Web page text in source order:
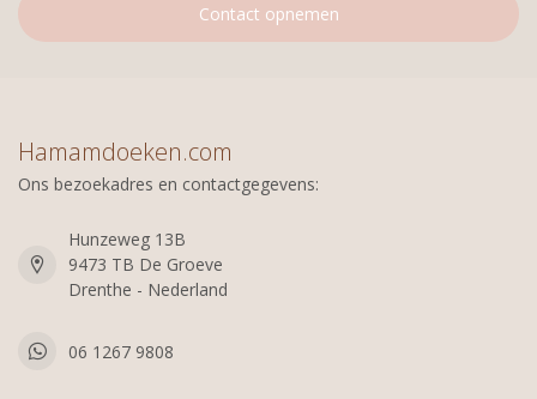
Contact opnemen
Hamamdoeken.com
Ons bezoekadres en contactgegevens:
Hunzeweg 13B
9473 TB De Groeve
Drenthe - Nederland
06 1267 9808